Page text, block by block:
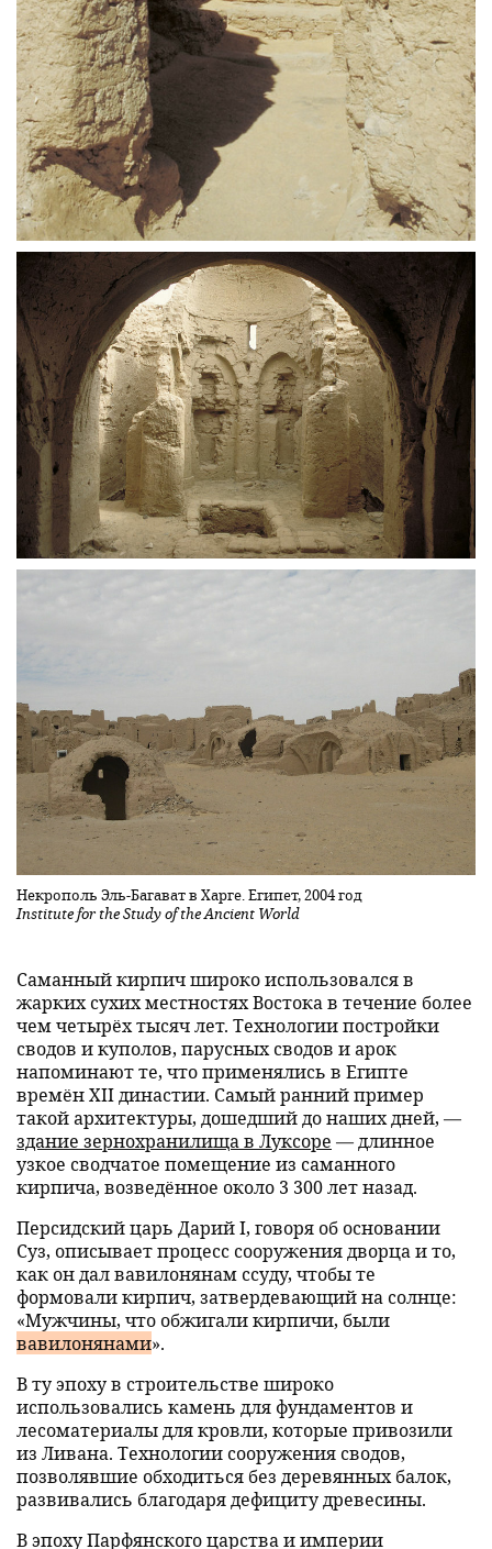
Некрополь Эль-Багават в Харге. Египет, 2004 год
Institute for the Study of the Ancient World
Саманный кирпич широко использовался в
жарких сухих местностях Востока в течение более
чем четырёх тысяч лет. Технологии постройки
сводов и куполов, парусных сводов и арок
напоминают те, что применялись в Египте
времён XII династии. Самый ранний пример
такой архитектуры, дошедший до наших дней, —
здание зернохранилища в Луксоре — длинное
узкое сводчатое помещение из саманного
кирпича, возведённое около 3 300 лет назад.
Персидский царь Дарий I, говоря об основании
Суз, описывает процесс сооружения дворца и то,
как он дал вавилонянам ссуду, чтобы те
формовали кирпич, затвердевающий на солнце:
«Мужчины, что обжигали кирпичи, были
вавилонянами».
В ту эпоху в строительстве широко
использовались камень для фундаментов и
лесоматериалы для кровли, которые привозили
из Ливана. Технологии сооружения сводов,
позволявшие обходиться без деревянных балок,
развивались благодаря дефициту древесины.
В эпоху Парфянского царства и империи